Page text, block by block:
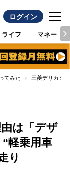
ログイン
ライフ マネー
てみた 三菱デリカミ
は「デザ
軽乗用車
り